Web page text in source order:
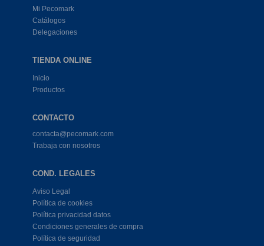
Mi Pecomark
Catálogos
Delegaciones
TIENDA ONLINE
Inicio
Productos
CONTACTO
contacta@pecomark.com
Trabaja con nosotros
COND. LEGALES
Aviso Legal
Política de cookies
Política privacidad datos
Condiciones generales de compra
Política de seguridad